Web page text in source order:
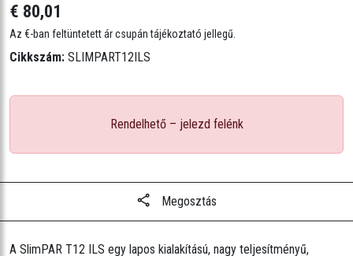
élettartam)
• Stroboszkóp frekvencia: 0–11 Hz
• Sugárzási szög: 17°
• Tápellátás: 13 egység 120 V-on; 23 egység 230 V-on
• Bemeneti feszültség: 100–240 VAC, 50/60 Hz (automatikus
43 W, 0,6 A 120 V-on, 60 Hz-en
• Tömeg: 1,6 kg
€ 80,01
Az €-ban feltüntetett ár csupán tájékoztató jellegű.
Cikkszám: SLIMPART12ILS
Rendelhető – jelezd felénk
Megosztás
A SlimPAR T12 ILS egy lapos kialakítású, nagy teljesítményű,